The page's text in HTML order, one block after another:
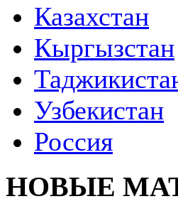
Казахстан
Кыргызстан
Узбекистан
Россия
НОВЫЕ